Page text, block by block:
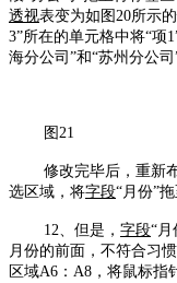
透视表变为如图20所示
3”所在的单元格中将“项
海分公司”和“苏州分公司
图21
修改完毕后，重新
选区域，将字段“月份”
12、但是， 字段“月
月份的前面，不符合习
区域A6：A8，将鼠标指